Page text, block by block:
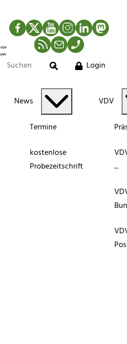
Facebook
TwitterYouTubeInstagram
LinkedIn
RSS-Newsfeed
MailTelefon
Suche
Login
News
Termine
kostenlose
Probezeitschrift
VDV
...